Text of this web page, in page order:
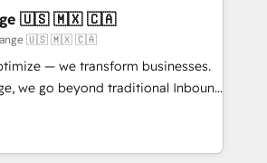
with the care and agility of a
we’re big enough to deliver
HubSpot
& data migration Custom AI agents
🇺🇸 🇲🇽 🇨🇦
🇺🇸 🇲🇽 🇨🇦
— we transform businesses.
we go beyond traditional Inbound
exclusive methodologies:
Together, they form a powerful
has driven success for over 800